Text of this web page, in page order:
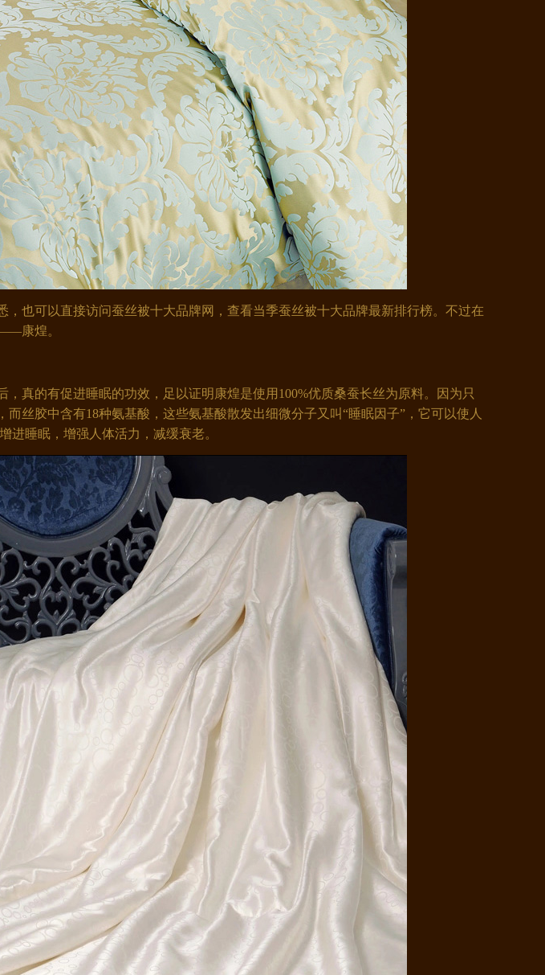
也可以直接访问蚕丝被十大品牌网，查看当季蚕丝被十大品牌最新排行榜。不过在
康煌。
真的有促进睡眠的功效，足以证明康煌是使用100%优质桑蚕长丝为原料。因为只
丝胶中含有18种氨基酸，这些氨基酸散发出细微分子又叫“睡眠因子”，它可以使人
进睡眠，增强人体活力，减缓衰老。